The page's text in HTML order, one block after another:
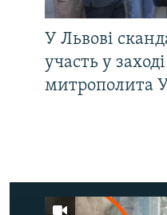
У Львові
участь у заході
митрополита